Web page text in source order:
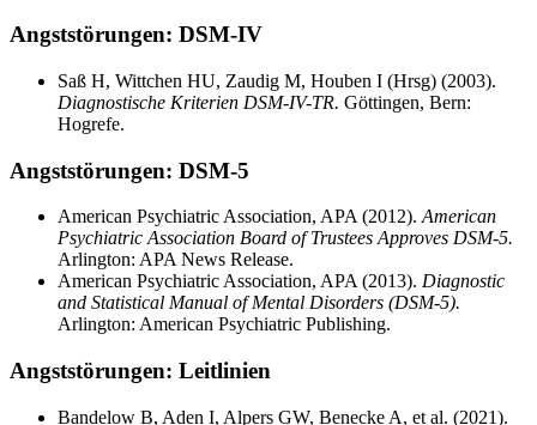
Angststörungen: DSM-IV
Saß H, Wittchen HU, Zaudig M, Houben I (Hrsg) (2003).
Diagnostische Kriterien DSM-IV-TR. Göttingen, Bern:
Hogrefe.
Angststörungen: DSM-5
American Psychiatric Association, APA (2012).American
Psychiatric Association Board of Trustees Approves DSM-5.
Arlington: APA News Release.
American Psychiatric Association, APA (2013). Diagnostic
and Statistical Manual of Mental Disorders (DSM-5).
Arlington: American Psychiatric Publishing.
Angststörungen: Leitlinien
Bandelow B, Aden I, Alpers GW, Benecke A, et al. (2021).